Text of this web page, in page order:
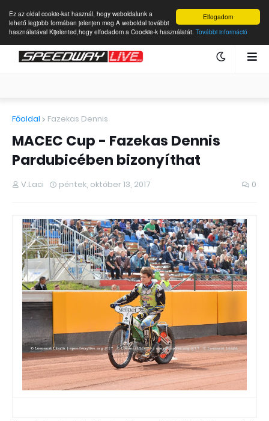
Elfogadom
Ez az oldal cookie-kat használ, hogy weboldalunk a
lehető legjobb formában jelenjen meg.A weboldal további
használatával Kijelented,hogy elfodadom a Coockie-k használatát. További információ
Főoldal Fazekas Dennis
MACEC Cup - Fazekas Dennis
Pardubicében bizonyíthat
V.Laci péntek, október 13, 2017 0